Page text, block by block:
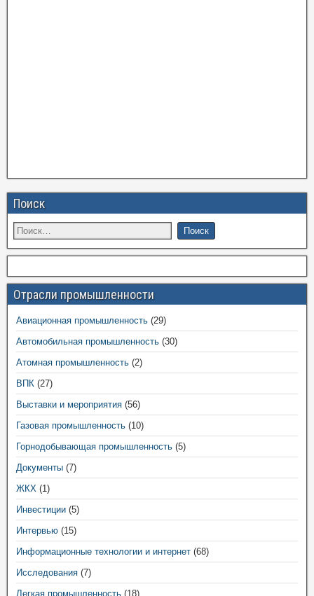
Поиск
Отрасли промышленности
Авиационная промышленность (29)
Автомобильная промышленность (30)
Атомная промышленность (2)
ВПК (27)
Выставки и мероприятия (56)
Газовая промышленность (10)
Горнодобывающая промышленность (5)
Документы (7)
ЖКХ (1)
Инвестиции (5)
Интервью (15)
Информационные технологии и интернет (68)
Исследования (7)
Легкая промышленность (18)